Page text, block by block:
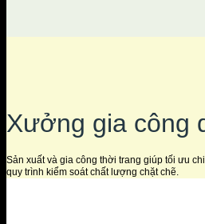
Xưởng gia công
Sản xuất và gia công thời trang giúp tối ưu
quy trình kiểm soát chất lượng chặt chẽ.